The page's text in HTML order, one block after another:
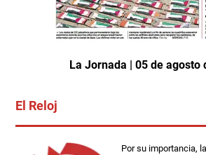
La Jornada | 05 de agosto
El Reloj
Por su importancia,